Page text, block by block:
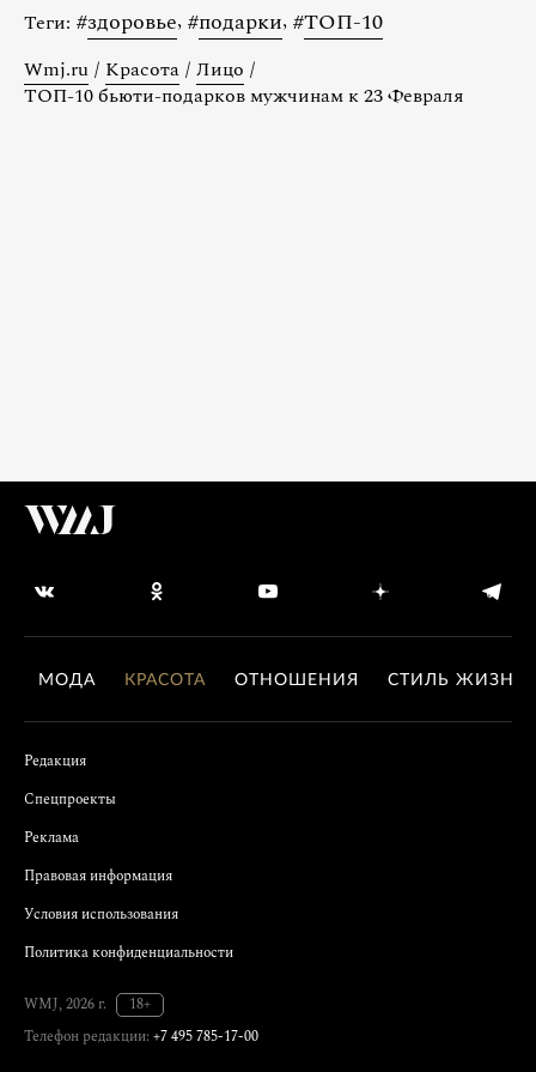
Теги: #здоровье, #подарки, #ТОП-10
Wmj.ru / Красота / Лицо /
ТОП-10 бьюти-подарков мужчинам к 23 Февраля
МОДА КРАСОТА ОТНОШЕНИЯ СТИЛЬ ЖИЗНИ
Редакция
Спецпроекты
Реклама
Правовая информация
Условия использования
Политика конфиденциальности
WMJ, 2026 г.
18+
Телефон редакции: +7 495 785-17-00